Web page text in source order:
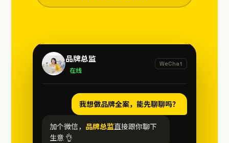
品牌总监
在线
WeChat
我想做品牌全案，能先聊聊吗？
加个微信， 品牌总监直接跟你聊下
生意 👌